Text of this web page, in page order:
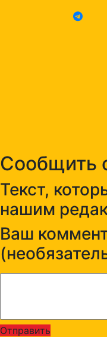
Сообщить
Текст,
нашим
Ваш
Отправить